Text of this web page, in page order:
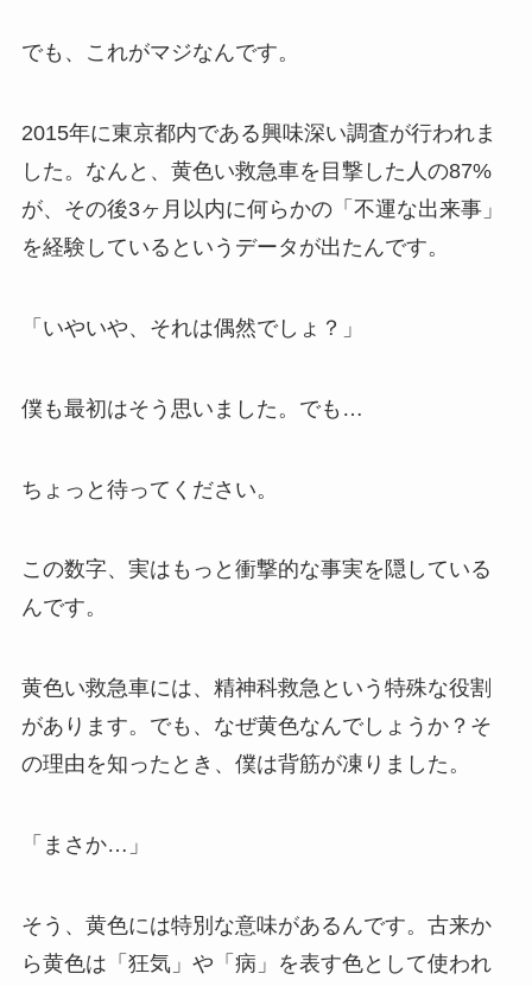
でも、これがマジなんです。
2015年に東京都内である興味深い調査が行われま
した。なんと、黄色い救急車を目撃した人の87%
が、その後3ヶ月以内に何らかの「不運な出来事」
を経験しているというデータが出たんです。
「いやいや、それは偶然でしょ？」
僕も最初はそう思いました。でも…
ちょっと待ってください。
この数字、実はもっと衝撃的な事実を隠している
んです。
黄色い救急車には、精神科救急という特殊な役割
があります。でも、なぜ黄色なんでしょうか？そ
の理由を知ったとき、僕は背筋が凍りました。
「まさか…」
そう、黄色には特別な意味があるんです。古来か
ら黄色は「狂気」や「病」を表す色として使われ